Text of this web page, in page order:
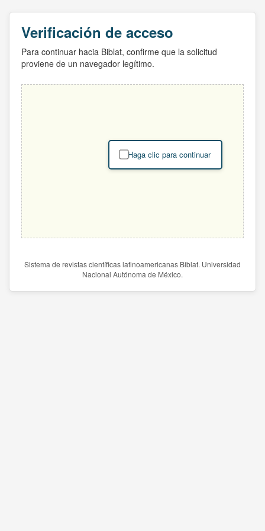
Verificación de acceso
Para continuar hacia Biblat, confirme que la solicitud
proviene de un navegador legítimo.
Haga clic para continuar
Sistema de revistas científicas latinoamericanas Biblat. Universidad
Nacional Autónoma de México.